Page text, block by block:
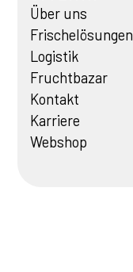
Über uns
Frischelösungen
Logistik
Fruchtbazar
Kontakt
Karriere
Webshop